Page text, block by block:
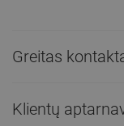
Greitas
Klientų